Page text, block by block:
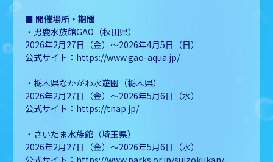
■ 開催場所・期間
・男鹿水族館GAO（秋田県）
2026年2月27日（金）～2026年4月5日（日）
公式サイト： https://www.gao-aqua.jp/
・栃木県なかがわ水遊園（栃木県）
2026年2月27日（金）～2026年5月6日（水）
公式サイト： https://tnap.jp/
・さいたま水族館（埼玉県）
2026年2月27日（金）～2026年5月6日（水）
公式サイト： https://www.parks.or.jp/suizokukan/